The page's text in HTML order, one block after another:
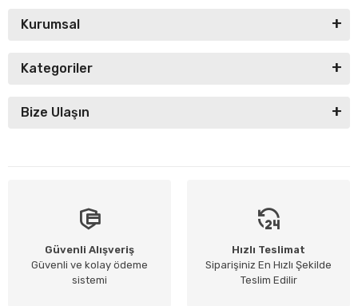
Kurumsal
Kategoriler
Bize Ulaşın
Güvenli Alışveriş
Güvenli ve kolay ödeme
sistemi
Hızlı Teslimat
Siparişiniz En Hızlı Şekilde
Teslim Edilir